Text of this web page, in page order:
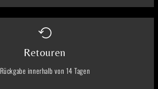
Retouren
Rückgabe innerhalb von 14 Tagen